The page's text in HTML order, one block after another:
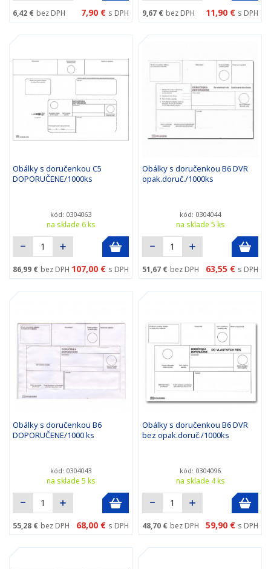
6,42 € bez DPH 7,90 € s DPH 9,67 € bez DPH 11,90 € s DPH
Obálky s doručenkou C5
DOPORUČENE/1000ks
kód: 0304063
na sklade 6 ks
86,99 € bez DPH 107,00 € s DPH
Obálky s doručenkou B6 DVR
opak.doruč./1000ks
kód: 0304044
na sklade 5 ks
51,67 € bez DPH 63,55 € s DPH
Obálky s doručenkou B6
DOPORUČENE/1000 ks
kód: 0304043
na sklade 5 ks
55,28 € bez DPH 68,00 € s DPH
Obálky s doručenkou B6 DVR
bez opak.doruč./1000ks
kód: 0304096
na sklade 4 ks
48,70 € bez DPH 59,90 € s DPH